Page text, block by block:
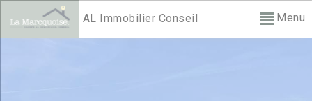
AL Immobilier Conseil Menu